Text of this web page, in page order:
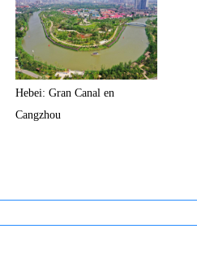
Hebei: Gran Canal en
Cangzhou